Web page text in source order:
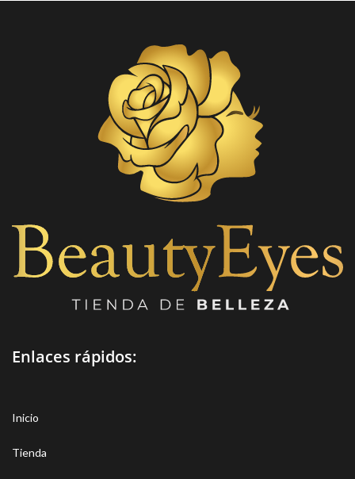
Enlaces rápidos:
Inicio
Tienda